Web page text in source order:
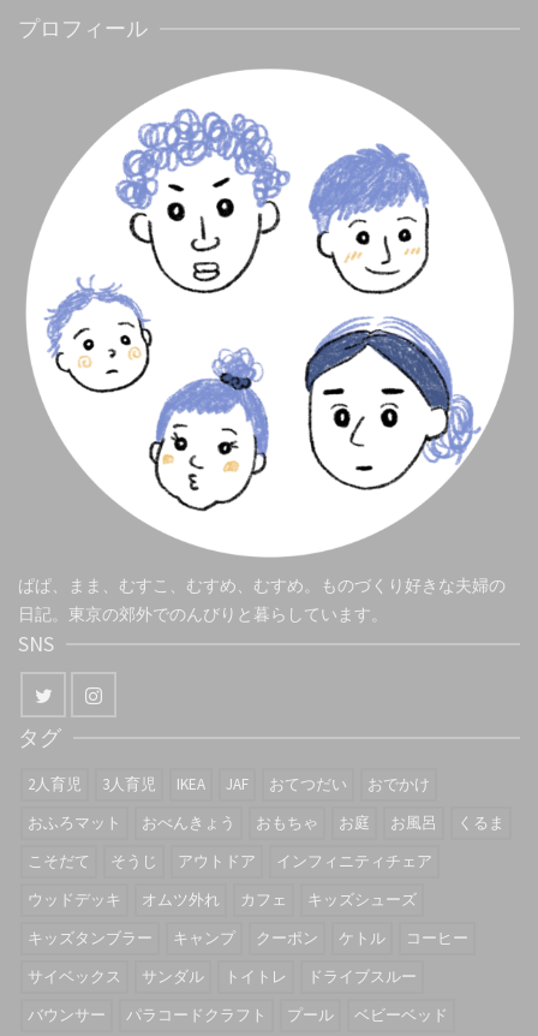
プロフィール
ぱぱ、まま、むすこ、むすめ、むすめ。ものづくり好きな夫婦の
日記。東京の郊外でのんびりと暮らしています。
SNS
タグ
2人育児 3人育児 IKEA JAF おてつだい
おでかけ
おふろマット
おべんきょう おもちゃ お庭 お風呂
くるま
こそだて
そうじ アウトドア
インフィニティチェア
ウッドデッキ
オムツ外れ カフェ
キッズシューズ
キッズタンブラー
キャンプ クーポン ケトル
コーヒー
サイベックス
サンダル トイトレ
ドライブスルー
バウンサー
パラコードクラフト プール ベビーベッド